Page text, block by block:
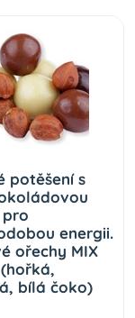
potěšení s
pro
energii.
ořechy MIX
bílá čoko)